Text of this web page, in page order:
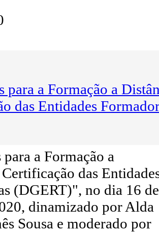
para a Formação a
das Entidades
a Formação a
das
(DGERT)", no dia 16 de
dinamizado por Alda
Sousa e moderado por